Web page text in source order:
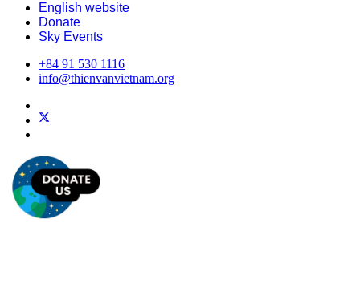
English website
Donate
Sky Events
+84 91 530 1116
info@thienvanvietnam.org